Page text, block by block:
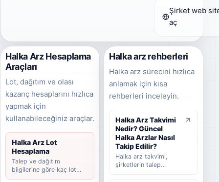
Şirket web
aç
Halka Arz Hesaplama
Araçları
Lot, dağıtım ve olası
kazanç hesaplarını hızlıca
yapmak için
kullanabileceğiniz araçlar.
Halka Arz Lot
Hesaplama
Talep ve dağıtım
bilgilerine göre kaç lot
düşebileceğini hesaplayın.
Halka arz rehberleri
Halka arz sürecini hızlıca
anlamak için kısa
rehberleri inceleyin.
Halka Arz Takvimi
Nedir? Güncel
Halka Arzlar Nasıl
Takip Edilir?
Halka arz takvimi,
şirketlerin talep